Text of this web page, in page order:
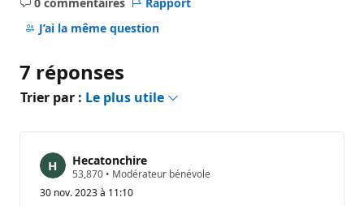
Aucun
commentaire
J’ai la même question
7 réponses
Trier par : Le plus utile
Hecatonchire
53,870 P• Modérateur bénévole
30 nov. 2023 à 11:10